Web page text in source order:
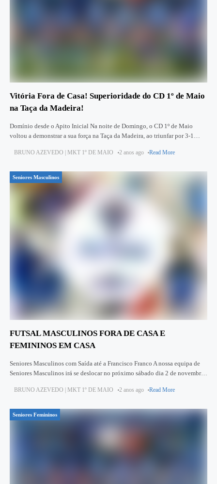
Vitória Fora de Casa! Superioridade do CD 1º de Maio
na Taça da Madeira!
Domínio desde o Apito Inicial Na noite de Domingo, o CD 1º de Maio
voltou a demonstrar a sua força na Taça da Madeira, ao triunfar por 3-1
BRUNO AZEVEDO | MKT 1º DE MAIO 2 anos ago Read More
Seniores Masculinos
FUTSAL MASCULINOS FORA DE CASA E
FEMININOS EM CASA
Seniores Masculinos com Saída até a Francisco Franco A nossa equipa de
Seniores Masculinos irá se deslocar no próximo sábado dia 2 de novembro
BRUNO AZEVEDO | MKT 1º DE MAIO 2 anos ago Read More
Seniores Femininos